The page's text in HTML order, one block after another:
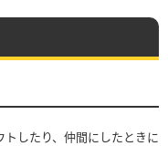
トしたり、仲間にしたときに